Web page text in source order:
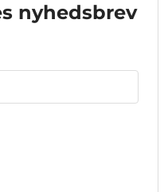
nyhedsbrev